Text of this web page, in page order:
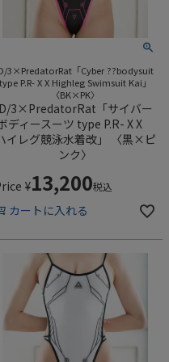
3×PredatorRat「Cyber ??bodysuit
type P.R- X X Highleg Swimsuit Kai」
〈BK×PK〉
D/3×PredatorRat「サイバー
ディースーツ type P.R- X X
イレグ競泳水着改」 〈黒×ピ
ンク〉
¥13,200税込
カートに入れる